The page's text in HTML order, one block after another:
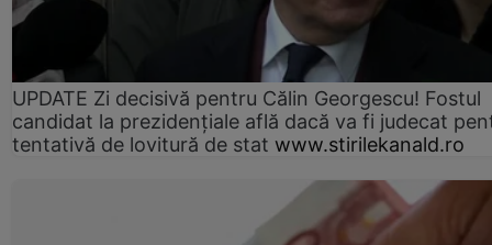
UPDATE Zi decisivă pentru Călin Georgescu! Fostul
candidat la prezidențiale află dacă va fi judecat
tentativă de lovitură de stat www.stirilekanald.ro